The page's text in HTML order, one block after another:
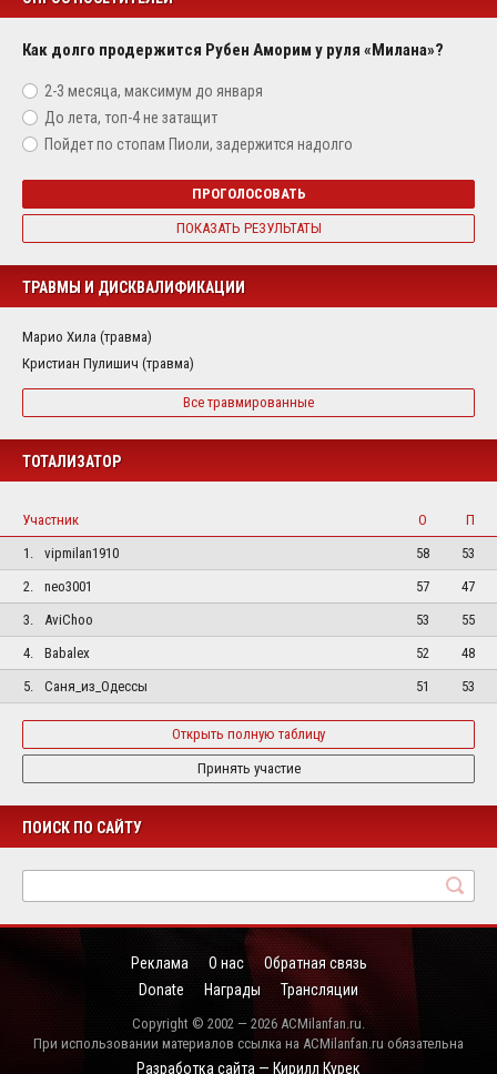
Как долго продержится Рубен Аморим у руля «Милана»?
2-3 месяца, максимум до января
До лета, топ-4 не затащит
Пойдет по стопам Пиоли, задержится надолго
ПРОГОЛОСОВАТЬ
ПОКАЗАТЬ РЕЗУЛЬТАТЫ
ТРАВМЫ И ДИСКВАЛИФИКАЦИИ
Марио Хила (травма)
Кристиан Пулишич (травма)
Все травмированные
ТОТАЛИЗАТОР
Участник О
П
1.
vipmilan1910 58
53
2.
neo3001 57
47
3.
AviChoo 53
55
4.
Babalex 52
48
5.
Саня_из_Одессы 51 53
Открыть полную таблицу
Принять участие
ПОИСК ПО САЙТУ
Реклама О нас
Обратная связь
Donate
Награды Трансляции
Copyright © 2002 — 2026 ACMilanfan.ru.
При использовании материалов ссылка на ACMilanfan.ru обязательна
Разработка сайта — Кирилл Курек